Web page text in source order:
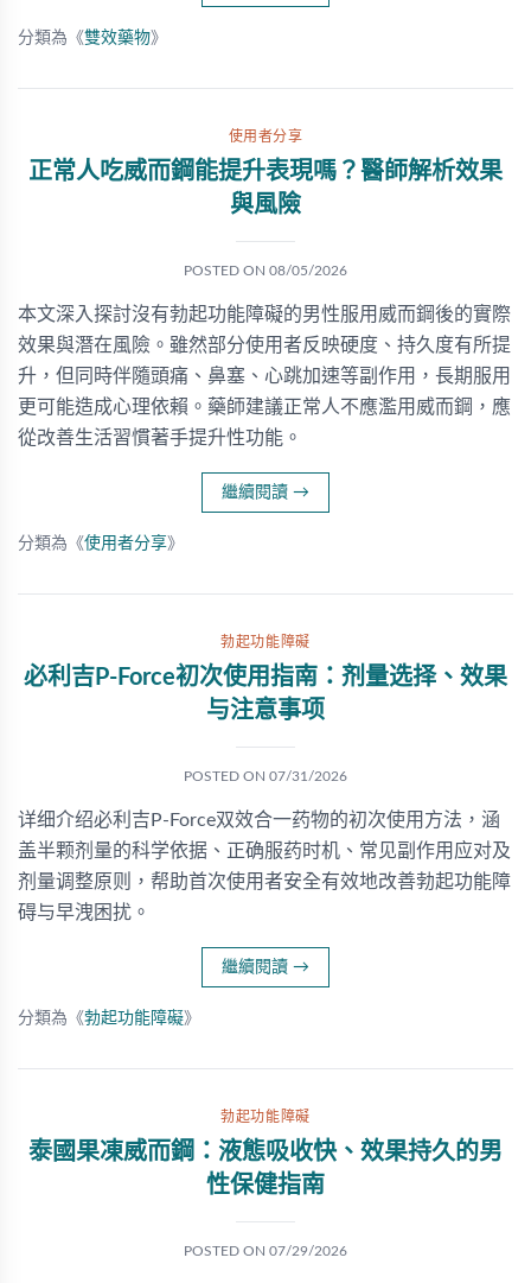
分類為《雙效藥物》
使用者分享
正常人吃威而鋼能提升表現嗎？醫師解析效果
與風險
POSTED ON 08/05/2026
本文深入探討沒有勃起功能障礙的男性服用威而鋼後的實際
效果與潛在風險。雖然部分使用者反映硬度、持久度有所提
升，但同時伴隨頭痛、鼻塞、心跳加速等副作用，長期服用
更可能造成心理依賴。藥師建議正常人不應濫用威而鋼，應
從改善生活習慣著手提升性功能。
繼續閱讀 →
分類為《使用者分享》
勃起功能障礙
必利吉P-Force初次使用指南：剂量选择、效果
与注意事项
POSTED ON 07/31/2026
详细介绍必利吉P-Force双效合一药物的初次使用方法，涵
盖半颗剂量的科学依据、正确服药时机、常见副作用应对及
剂量调整原则，帮助首次使用者安全有效地改善勃起功能障
碍与早洩困扰。
繼續閱讀 →
分類為《勃起功能障礙》
勃起功能障礙
泰國果凍威而鋼：液態吸收快、效果持久的男
性保健指南
POSTED ON 07/29/2026